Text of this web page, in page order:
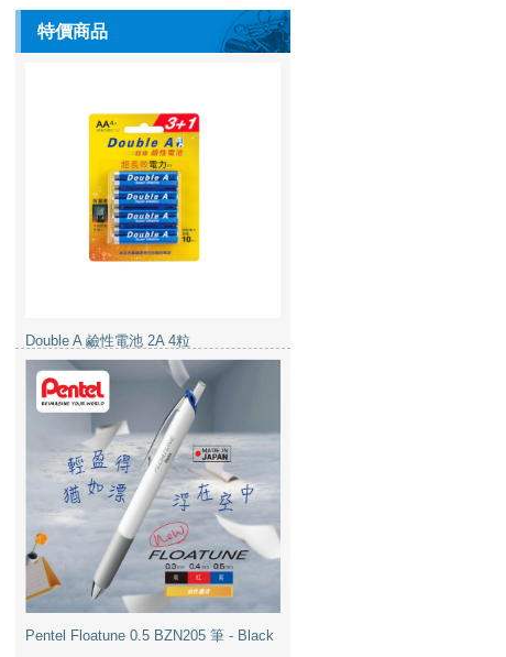
特價商品
Double A 鹼性電池 2A 4粒
Pentel Floatune 0.5 BZN205 筆 - Black